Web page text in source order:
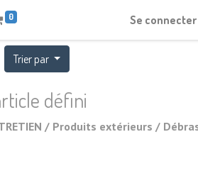
0 Se connecter
Trier par
défini
/ Produits extérieurs /